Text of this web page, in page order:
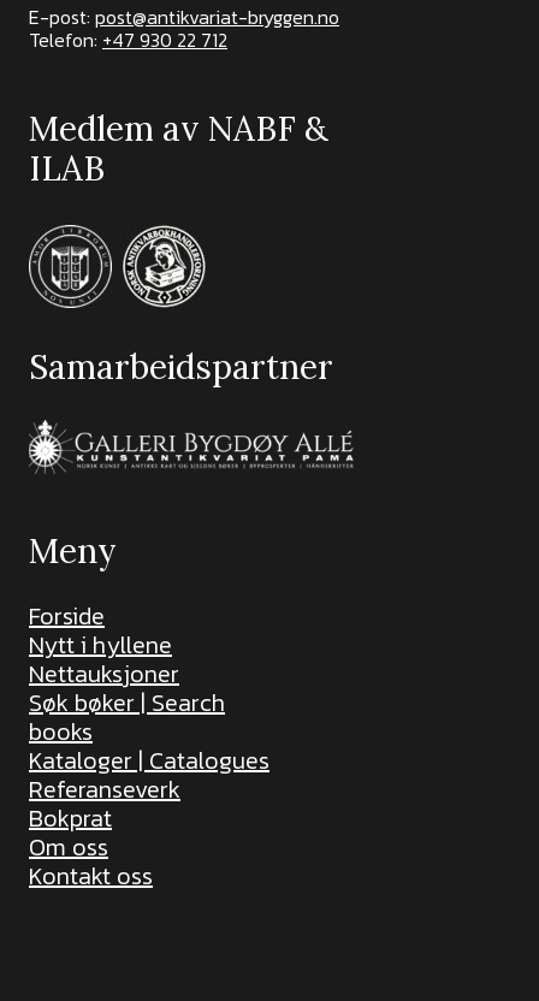
E-post: post@antikvariat-bryggen.no
Telefon: +47 930 22 712
Medlem av NABF &
ILAB
Samarbeidspartner
Meny
Forside
Nytt i hyllene
Nettauksjoner
Søk bøker | Search
books
Kataloger | Catalogues
Referanseverk
Bokprat
Om oss
Kontakt oss